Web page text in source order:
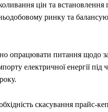
цін та встановлення
ринку та
опрацювати питання щодо
електричної енергії під
скасування прайс-